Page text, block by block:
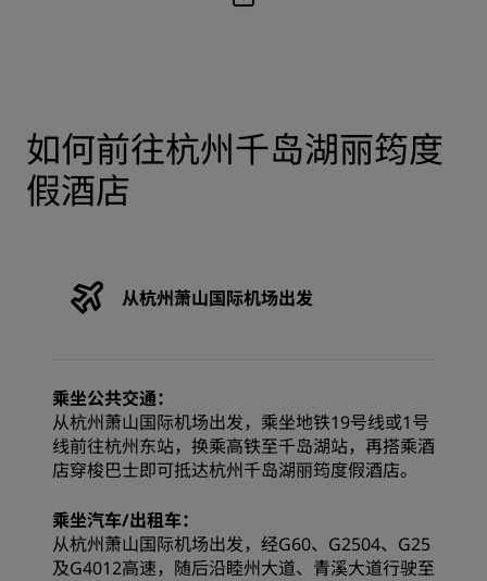
如何前往杭州千岛湖丽筠度
假酒店
从杭州萧山国际机场出发
乘坐公共交通：
从杭州萧山国际机场出发，乘坐地铁19号线或1号
线前往杭州东站，换乘高铁至千岛湖站，再搭乘酒
店穿梭巴士即可抵达杭州千岛湖丽筠度假酒店。
乘坐汽车/出租车：
从杭州萧山国际机场出发，经G60、G2504、G25
及G4012高速，随后沿睦州大道、青溪大道行驶至